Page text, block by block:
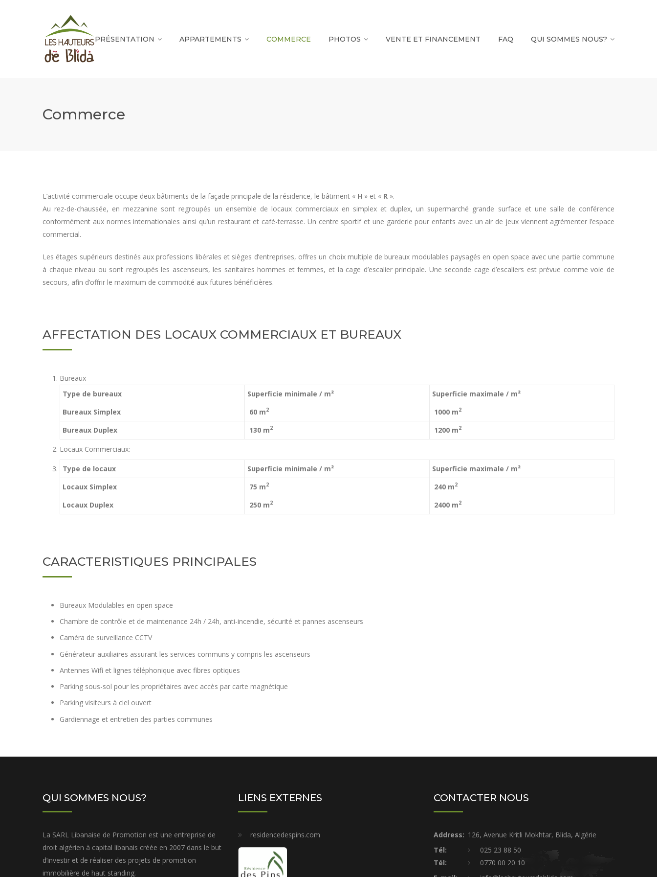
PRÉSENTATION APPARTEMENTS COMMERCE PHOTOS VENTE ET FINANCEMENT FAQ QUI SOMMES NOUS?
Commerce
L’activité commerciale occupe deux bâtiments de la façade principale de la résidence, le bâtiment « H » et « R ».
Au rez-de-chaussée, en mezzanine sont regroupés un ensemble de locaux commerciaux en simplex et duplex, un supermarché grande surface et une salle de conférence
conformément aux normes internationales ainsi qu’un restaurant et café-terrasse. Un centre sportif et une garderie pour enfants avec un air de jeux viennent agrémenter l’espace
commercial.
Les étages supérieurs destinés aux professions libérales et sièges d’entreprises, offres un choix multiple de bureaux modulables paysagés en open space avec une partie commune
à chaque niveau ou sont regroupés les ascenseurs, les sanitaires hommes et femmes, et la cage d’escalier principale. Une seconde cage d’escaliers est prévue comme voie de
secours, afin d’offrir le maximum de commodité aux futures bénéficières.
AFFECTATION DES LOCAUX COMMERCIAUX ET BUREAUX
Bureaux
Type de bureaux
Superficie minimale / m²
Superficie maximale / m²
Bureaux Simplex
60 m2 1000 m2
Bureaux Duplex 130 m2 1200 m2
Locaux Commerciaux:
Type de locaux Superficie minimale / m²
Superficie maximale / m²
Locaux Simplex 75 m2 240 m2
Locaux Duplex 250 m2 2400 m2
CARACTERISTIQUES PRINCIPALES
Bureaux Modulables en open space
Chambre de contrôle et de maintenance 24h / 24h, anti-incendie, sécurité et pannes ascenseurs
Caméra de surveillance CCTV
Générateur auxiliaires assurant les services communs y compris les ascenseurs
Antennes Wifi et lignes téléphonique avec fibres optiques
Parking sous-sol pour les propriétaires avec accès par carte magnétique
Parking visiteurs à ciel ouvert
Gardiennage et entretien des parties communes
QUI SOMMES NOUS?
La SARL Libanaise de Promotion est une entreprise de
droit algérien à capital libanais créée en 2007 dans le but
d’investir et de réaliser des projets de promotion
immobilière de haut standing.
LIENS EXTERNES
residencedespins.com
CONTACTER NOUS
Address: 126, Avenue Kritli Mokhtar, Blida, Algérie
Tél:
025 23 88 50
Tél:
0770 00 20 10